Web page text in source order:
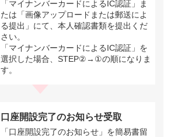
「マイナンバーカードによるIC認証」ま
たは「画像アップロードまたは郵送によ
る提出」にて、本人確認書類を提出くだ
さい。
「マイナンバーカードによるIC認証」を
選択した場合、STEP②→①の順になりま
す。
口座開設完了のお知らせ受取
「口座開設完了のお知らせ」を簡易書留